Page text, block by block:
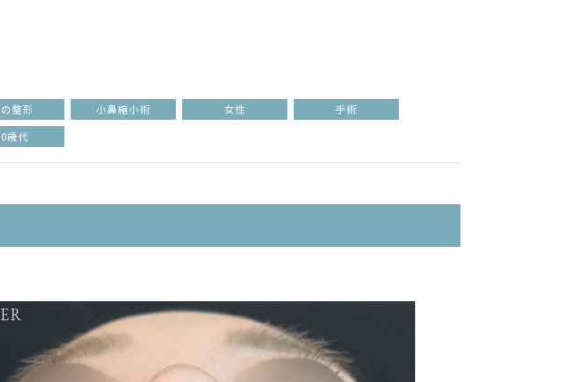
整形 小鼻縮小術 女性
手術
歳代